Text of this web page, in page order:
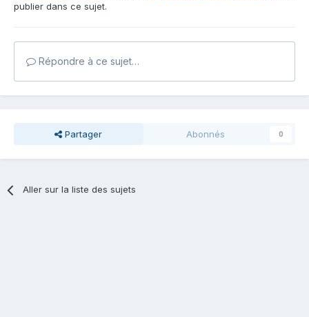
publier dans ce sujet.
Répondre à ce sujet…
Partager Abonnés 0
Aller sur la liste des sujets